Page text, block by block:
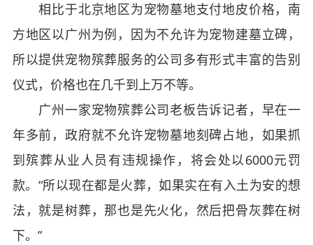
相比于北京地区为宠物墓地支付地皮价格，南
方地区以广州为例，因为不允许为宠物建墓立碑，
所以提供宠物殡葬服务的公司多有形式丰富的告别
仪式，价格也在几千到上万不等。
广州一家宠物殡葬公司老板告诉记者，早在一
年多前，政府就不允许宠物墓地刻碑占地，如果抓
到殡葬从业人员有违规操作，将会处以6000元罚
款。“所以现在都是火葬，如果实在有入土为安的想
法，就是树葬，那也是先火化，然后把骨灰葬在树
下。”